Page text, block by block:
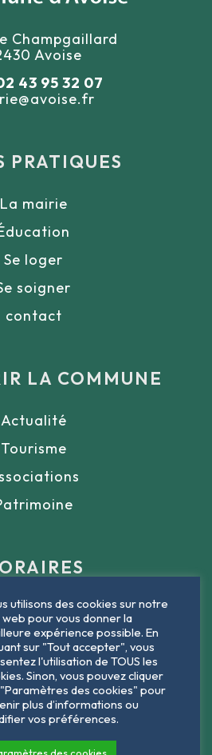
Champgaillard
Avoise
43 95 32 07
PRATIQUES
La mairie
Se loger
soigner
contact
LA COMMUNE
Actualité
Tourisme
: 9h - 12h
: 9h - 12h
: 9h - 12h
: 9h - 12h
utilisons des cookies sur notre
pour vous donner la
expérience possible. En
sur "Tout accepter", vous
l'utilisation de TOUS les
Sinon, vous pouvez cliquer
des cookies" pour
plus d’informations ou
vos préférences.